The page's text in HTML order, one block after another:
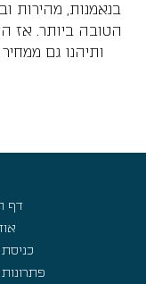
בנאמנות, מהירות
הטובה ביותר. אז
ותיהנו גם
דף
כניסת